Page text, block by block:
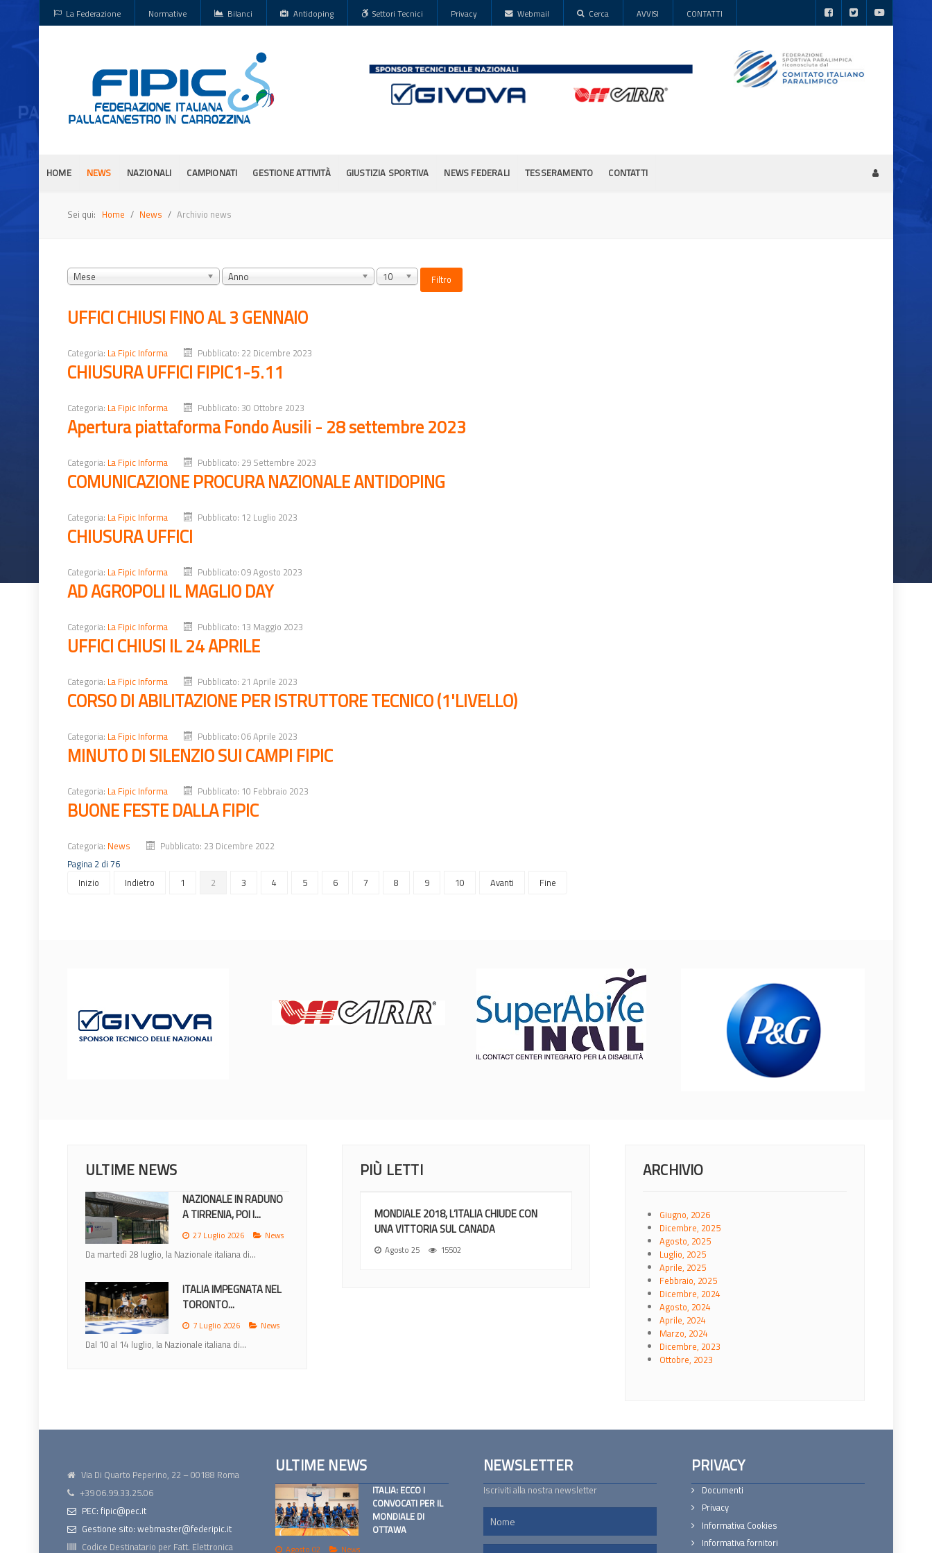
La Federazione Normative Bilanci Antidoping Settori Tecnici Privacy Webmail Cerca AVVISI CONTATTI
HOME NEWS NAZIONALI CAMPIONATI GESTIONE ATTIVITÀ GIUSTIZIA SPORTIVA NEWS FEDERALI TESSERAMENTO CONTATTI
Sei qui: Home News Archivio news
Mese Anno 10 Filtro
UFFICI CHIUSI FINO AL 3 GENNAIO
Categoria: La Fipic Informa Pubblicato: 22 Dicembre 2023
CHIUSURA UFFICI FIPIC1-5.11
Categoria: La Fipic Informa Pubblicato: 30 Ottobre 2023
Apertura piattaforma Fondo Ausili - 28 settembre 2023
Categoria: La Fipic Informa Pubblicato: 29 Settembre 2023
COMUNICAZIONE PROCURA NAZIONALE ANTIDOPING
Categoria: La Fipic Informa Pubblicato: 12 Luglio 2023
CHIUSURA UFFICI
Categoria: La Fipic Informa Pubblicato: 09 Agosto 2023
AD AGROPOLI IL MAGLIO DAY
Categoria: La Fipic Informa Pubblicato: 13 Maggio 2023
UFFICI CHIUSI IL 24 APRILE
Categoria: La Fipic Informa Pubblicato: 21 Aprile 2023
CORSO DI ABILITAZIONE PER ISTRUTTORE TECNICO (1'LIVELLO)
Categoria: La Fipic Informa Pubblicato: 06 Aprile 2023
MINUTO DI SILENZIO SUI CAMPI FIPIC
Categoria: La Fipic Informa Pubblicato: 10 Febbraio 2023
BUONE FESTE DALLA FIPIC
Categoria: News
Pubblicato: 23 Dicembre 2022
Pagina 2 di 76
Inizio
Indietro 1 2 3 4 5 6 7 8 9 10 Avanti Fine
ULTIME NEWS
NAZIONALE IN RADUNO
A TIRRENIA, POI I...
27 Luglio 2026 News
Da martedì 28 luglio, la Nazionale italiana di...
ITALIA IMPEGNATA NEL
TORONTO...
7 Luglio 2026 News
Dal 10 al 14 luglio, la Nazionale italiana di...
PIÙ LETTI
MONDIALE 2018, L’ITALIA CHIUDE CON
UNA VITTORIA SUL CANADA
Agosto 25 15502
ARCHIVIO
Giugno, 2026
Dicembre, 2025
Agosto, 2025
Luglio, 2025
Aprile, 2025
Febbraio, 2025
Dicembre, 2024
Agosto, 2024
Aprile, 2024
Marzo, 2024
Dicembre, 2023
Ottobre, 2023
Via Di Quarto Peperino, 22 – 00188 Roma
+39 06.99.33.25.06
PEC: fipic@pec.it
Gestione sito: webmaster@federipic.it
Codice Destinatario per Fatt. Elettronica
ULTIME NEWS
ITALIA: ECCO I
CONVOCATI PER IL
MONDIALE DI
OTTAWA
Agosto 02 News
NEWSLETTER
Iscriviti alla nostra newsletter
PRIVACY
Documenti
Privacy
Informativa Cookies
Informativa fornitori